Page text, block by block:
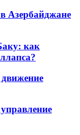
Азербайджане
как